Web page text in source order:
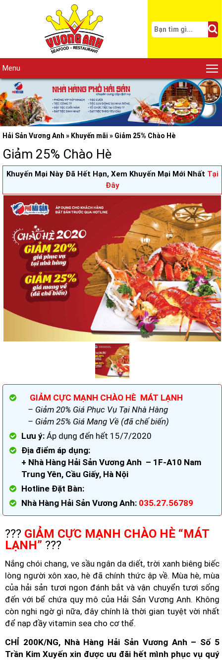
Menu
Hải Sản Vương Anh » Khuyến mãi » Giảm 25% Chào Hè
Giảm 25% Chào Hè
Khuyến Mại Này Đã Hết Hạn, Xem Khuyến Mại Mới Nhất Tại
Đây
GIẢM CỰC MẠNH CHÀO HÈ MÁT LẠNH
– Giảm 20% Giá Phục Vụ Tại Nhà Hàng
– Giảm 25% Giá Mang Về (đã chế biến)
Lưu ý: Áp dụng đến hết 15/7/2020
Địa điểm áp dụng:
+ Nhà Hàng Hải Sản Vương Anh – 1F-A10 Nam
Trung Yên, Cầu Giấy, Hà Nội
Hotline Đặt Bàn:
Nhà Hàng Hải Sản Vương Anh: 035.27.56789
??? GIẢM CỰC MẠNH CHÀO HÈ “MÁT
LẠNH” ???
Nắng chói chang, ve sầu ngân da diết, trời xanh biêng biếc
lòng người xôn xao, hè đã chính thức ập về. Mùa hè, mùa
của hải sản tươi ngon đánh bắt và vận chuyển tươi sống
đến với bể chứa quy mô của Hải Sản Vương Anh. Không
còn nghi ngờ gì nữa, đây chính là thời gian tuyệt vời nhất
để nạp đầy vitamin sea cho cơ thể.
CHỈ 200K/NG, Nhà Hàng Hải Sản Vương Anh – Số 5
Trần Kim Xuyến xin được ưu đãi hết mình phục vụ quý